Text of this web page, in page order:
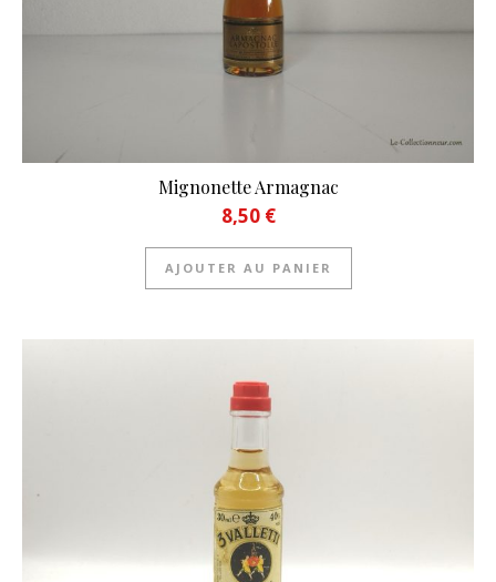
Mignonette Armagnac
8,50 €
AJOUTER AU PANIER